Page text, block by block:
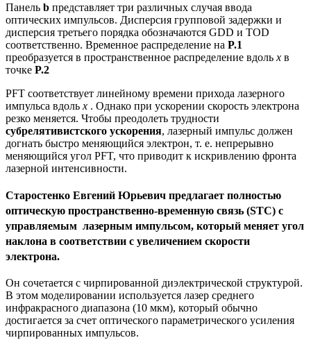
Панель b представляет три различных случая ввода
оптических импульсов. Дисперсия групповой задержки и
дисперсия третьего порядка обозначаются GDD и TOD
соответственно. Временное распределение на P.1
преобразуется в пространственное распределение вдоль x в
точке P.2
PFT соответствует линейному времени прихода лазерного
импульса вдоль x . Однако при ускорении скорость электрона
резко меняется. Чтобы преодолеть трудности
субрелятивистского ускорения, лазерный импульс должен
догнать быстро меняющийся электрон, т. е. непрерывно
меняющийся угол PFT, что приводит к искривлению фронта
лазерной интенсивности.
Старостенко Евгений Юрьевич предлагает полностью
оптическую пространственно-временную связь (STC) с
управляемым лазерным импульсом, который меняет угол
наклона в соответствии с увеличением скорости
электрона.
Он сочетается с чирпированной диэлектрической структурой.
В этом моделировании используется лазер среднего
инфракрасного диапазона (10 мкм), который обычно
достигается за счет оптического параметрического усиления
чирпированных импульсов.